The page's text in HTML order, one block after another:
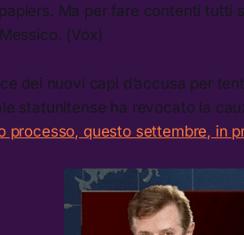
Ma per fare contenti tutti
(Vox)
dei nuovi capi d’accusa per
statunitense ha revocato la
processo, questo settembre, in